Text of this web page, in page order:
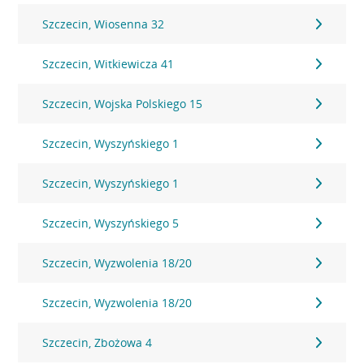
Szczecin, Wiosenna 32
Szczecin, Witkiewicza 41
Szczecin, Wojska Polskiego 15
Szczecin, Wyszyńskiego 1
Szczecin, Wyszyńskiego 1
Szczecin, Wyszyńskiego 5
Szczecin, Wyzwolenia 18/20
Szczecin, Wyzwolenia 18/20
Szczecin, Zbożowa 4